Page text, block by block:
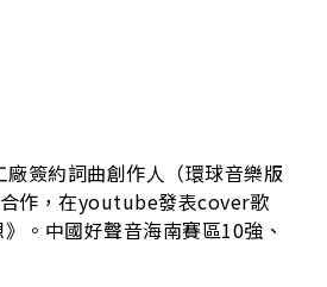
簽約詞曲創作人（環球音樂版
作，在youtube發表cover歌
。中國好聲音海南賽區10強、